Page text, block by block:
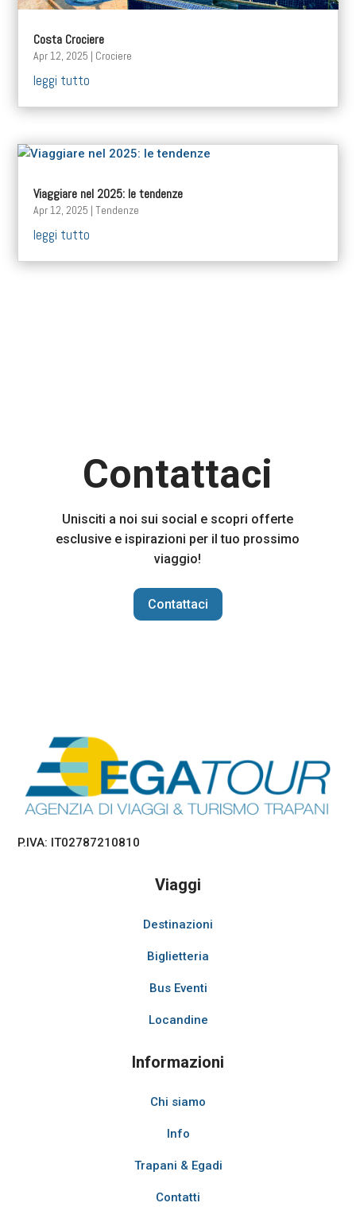
Costa Crociere
Apr 12, 2025 | Crociere
leggi tutto
Viaggiare nel 2025: le tendenze
Apr 12, 2025 |Tendenze
leggi tutto
Contattaci
Unisciti a noi sui social e scopri offerte
esclusive e ispirazioni per il tuo prossimo
viaggio!
Contattaci
P.IVA: IT02787210810
Viaggi
Destinazioni
Biglietteria
Bus Eventi
Locandine
Informazioni
Chi siamo
Info
Trapani & Egadi
Contatti